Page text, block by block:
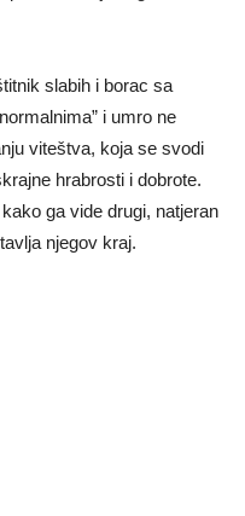
slabih i borac sa
i umro ne
viteštva, koja se svodi
hrabrosti i dobrote.
ga vide drugi, natjeran
njegov kraj.